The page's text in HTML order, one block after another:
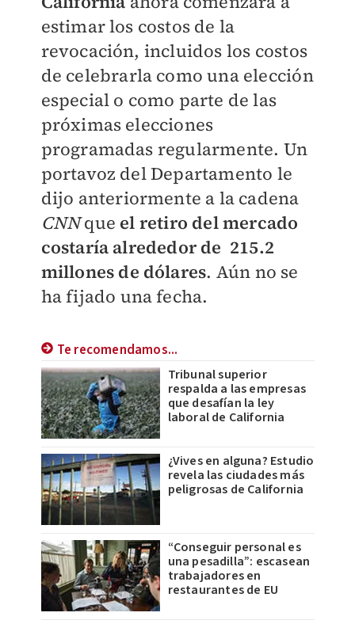
estimar los costos de la
revocación, incluidos los costos
de celebrarla como una elección
especial o como parte de las
próximas elecciones
programadas regularmente. Un
portavoz del Departamento le
dijo anteriormente a la cadena
CNNque el retiro del mercado
costaría alrededor de 215.2
millones de dólares. Aún no se
ha fijado una fecha.
Te recomendamos...
Tribunal superior
respalda a las empresas
que desafían la ley
laboral de California
¿Vives en alguna? Estudio
revela las ciudades más
peligrosas de California
“Conseguir personal es
una pesadilla”: escasean
trabajadores en
restaurantes de EU